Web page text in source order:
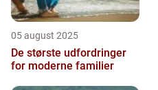
05 august 2025
De største udfordringer
for moderne familier